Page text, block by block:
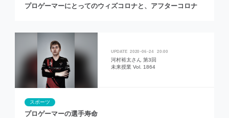
プロゲーマーにとってのウィズコロナと、アフターコロナ
2020 06 24 20:00
河村裕太さん 第3回
未来授業 Vol. 1864
スポーツ
プロゲーマーの選手寿命